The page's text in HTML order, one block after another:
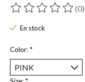
Ce produit est évalué à
(0)
En stock
Color: *